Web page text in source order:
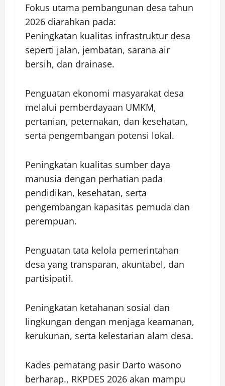
Fokus utama pembangunan desa tahun
2026 diarahkan pada:
Peningkatan kualitas infrastruktur desa
seperti jalan, jembatan, sarana air
bersih, dan drainase.
Penguatan ekonomi masyarakat desa
melalui pemberdayaan UMKM,
pertanian, peternakan, dan kesehatan,
serta pengembangan potensi lokal.
Peningkatan kualitas sumber daya
manusia dengan perhatian pada
pendidikan, kesehatan, serta
pengembangan kapasitas pemuda dan
perempuan.
Penguatan tata kelola pemerintahan
desa yang transparan, akuntabel, dan
partisipatif.
Peningkatan ketahanan sosial dan
lingkungan dengan menjaga keamanan,
kerukunan, serta kelestarian alam desa.
Kades pematang pasir Darto wasono
berharap., RKPDES 2026 akan mampu